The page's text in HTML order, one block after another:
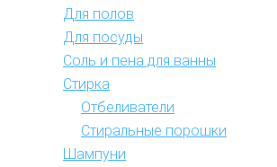
Для полов
Для посуды
Соль и пена для ванны
Стирка
Отбеливатели
Стиральные порошки
Шампуни